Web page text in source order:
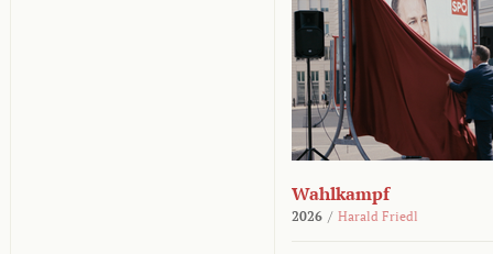
Wahlkampf
2026 / Harald Friedl